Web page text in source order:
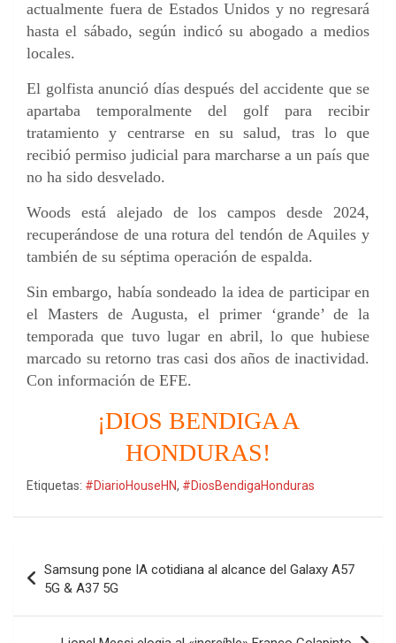
actualmente fuera de Estados Unidos y no regresará
hasta el sábado, según indicó su abogado a medios
locales.
El golfista anunció días después del accidente que se
apartaba temporalmente del golf para recibir
tratamiento y centrarse en su salud, tras lo que
recibió permiso judicial para marcharse a un país que
no ha sido desvelado.
Woods está alejado de los campos desde 2024,
recuperándose de una rotura del tendón de Aquiles y
también de su séptima operación de espalda.
Sin embargo, había sondeado la idea de participar en
el Masters de Augusta, el primer ‘grande’ de la
temporada que tuvo lugar en abril, lo que hubiese
marcado su retorno tras casi dos años de inactividad.
Con información de EFE.
¡DIOS BENDIGA A
HONDURAS!
Etiquetas: #DiarioHouseHN, #DiosBendigaHonduras
de
entradas
Samsung pone IA cotidiana al alcance del Galaxy A57
5G & A37 5G